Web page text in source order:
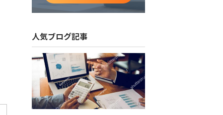
人気ブログ記事